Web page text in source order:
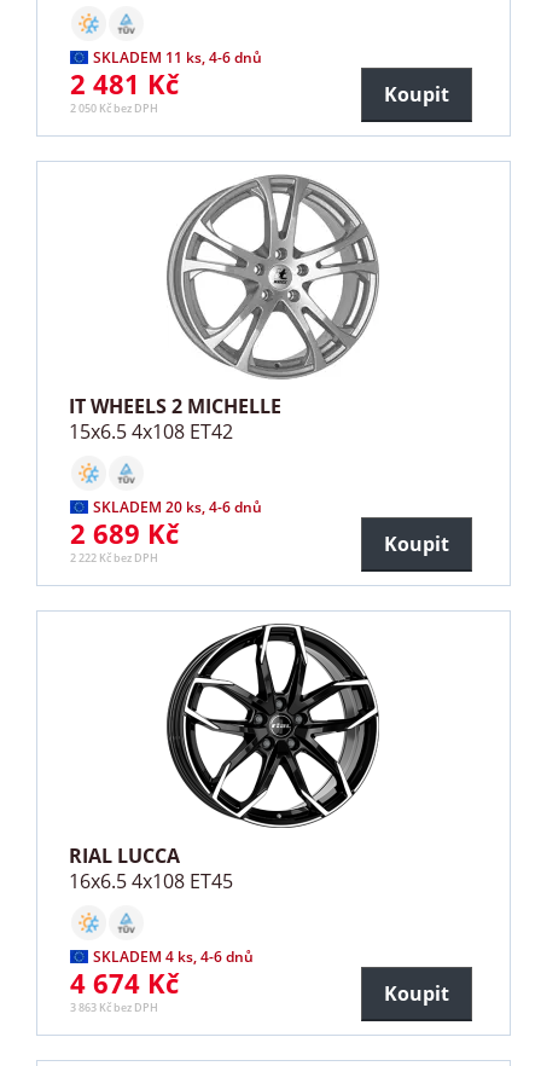
SKLADEM 11 ks, 4-6 dnů
2 481 Kč
2 050 Kč bez DPH
Koupit
IT WHEELS 2 MICHELLE
15x6.5 4x108 ET42
SKLADEM 20 ks, 4-6 dnů
2 689 Kč
2 222 Kč bez DPH
Koupit
RIAL LUCCA
16x6.5 4x108 ET45
SKLADEM 4 ks, 4-6 dnů
4 674 Kč
3 863 Kč bez DPH
Koupit